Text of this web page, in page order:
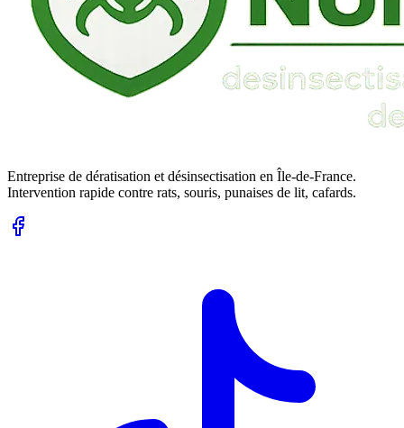
Entreprise de dératisation et désinsectisation en Île-de-France.
Intervention rapide contre rats, souris, punaises de lit, cafards.